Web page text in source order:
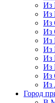
Из
Из
Из
Из
Из
Из
Из
Из
Из
Из
Город